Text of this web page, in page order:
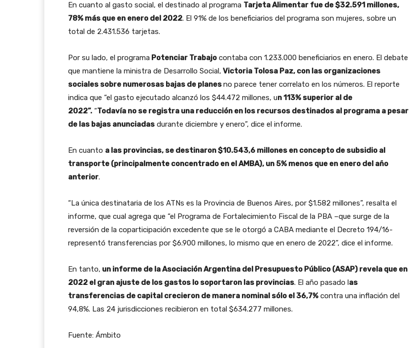
En cuanto al gasto social, el destinado al programa Tarjeta Alimentar fue de $32.591 millones,
78% más que en enero del 2022. El 91% de los beneficiarios del programa son mujeres, sobre un
total de 2.431.536 tarjetas.
Por su lado, el programa Potenciar Trabajo contaba con 1.233.000 beneficiarios en enero. El debate
que mantiene la ministra de Desarrollo Social, Victoria Tolosa Paz, con las organizaciones
sociales sobre numerosas bajas de planesno parece tener correlato en los números. El reporte
indica que “el gasto ejecutado alcanzó los $44.472 millones, un 113% superior al de
2022”. “Todavía no se registra una reducción en los recursos destinados al programa a pesar
de las bajas anunciadas durante diciembre y enero”, dice el informe.
En cuanto a las provincias, se destinaron $10.543,6 millones en concepto de subsidio al
transporte (principalmente concentrado en el AMBA), un 5% menos que en enero del año
anterior.
“La única destinataria de los ATNs es la Provincia de Buenos Aires, por $1.582 millones”, resalta el
informe, que cual agrega que “el Programa de Fortalecimiento Fiscal de la PBA –que surge de la
reversión de la coparticipación excedente que se le otorgó a CABA mediante el Decreto 194/16-
representó transferencias por $6.900 millones, lo mismo que en enero de 2022”, dice el informe.
En tanto, un informe de la Asociación Argentina del Presupuesto Público (ASAP) revela que en
2022 el gran ajuste de los gastos lo soportaron las provincias. El año pasado las
transferencias de capital crecieron de manera nominal sólo el 36,7% contra una inflación del
94,8%. Las 24 jurisdicciones recibieron en total $634.277 millones.
Fuente: Ámbito